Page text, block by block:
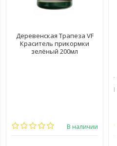
Деревенская Трапеза VF
Краситель прикормки
зелёный 200мл
В наличии